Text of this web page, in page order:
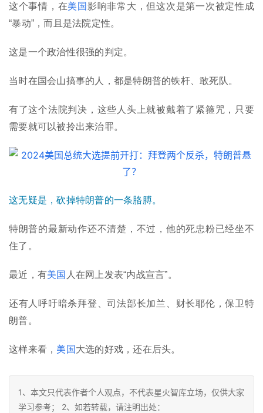
这个事情，在美国 影响非常大，但这次是第一次被定性成
“暴动”，而且是法院定性。
这是一个政治性很强的判定。
当时在国会山搞事的人，都是特朗普的铁杆、敢死队。
有了这个法院判决，这些人头上就被戴着了紧箍咒，只要
需要就可以被拎出来治罪。
这无疑是，砍掉特朗普的一条胳膊。
特朗普的最新动作还不清楚，不过，他的死忠粉已经坐不
住了。
最近，有美国 人在网上发表“内战宣言”。
还有人呼吁暗杀拜登、司法部长加兰、财长耶伦，保卫特
朗普。
这样来看， 美国 大选的好戏，还在后头。
1、本文只代表作者个人观点，不代表星火智库立场，仅供大家
学习参考； 2、如若转载，请注明出处：